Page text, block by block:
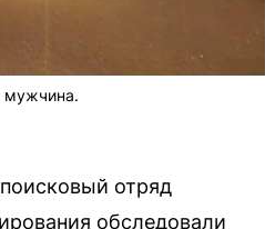
мужчина.
отряд
обследовали